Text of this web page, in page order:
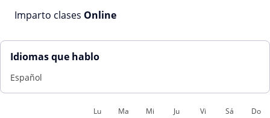
Imparto clases Online
Idiomas que hablo
Español
Lu Ma Mi Ju Vi Sá Do